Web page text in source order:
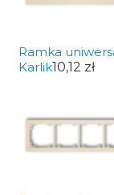
Ramka
Karlik10,12 zł